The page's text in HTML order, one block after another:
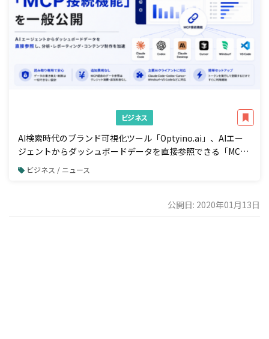
ビジネス
AI検索時代のブランド可視化ツール「Optyino.ai」、AIエー
ジェントからダッシュボードデータを直接参照できる「MCP
接続」機能を一般公開
ビジネス / ニュース
公開日: 2020年01月13日